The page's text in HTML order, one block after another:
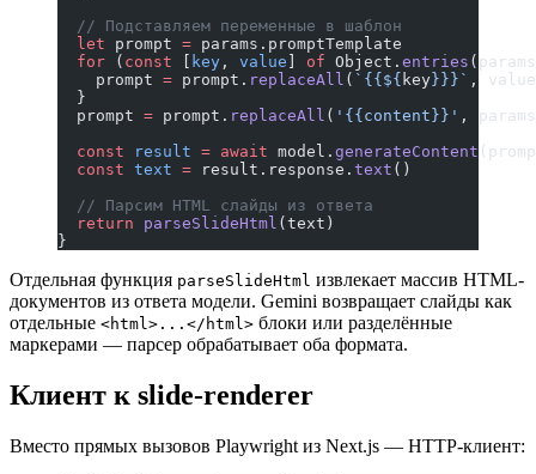
  // Подставляем переменные в шаблон
  let
prompt = params.promptTemplate
  for
( const key , value of Object. entries
    prompt
= prompt. replaceAll ( `{{${ key }}}` ,
  }
  prompt
= prompt. replaceAll ( '{{content}}' ,
  const
result = await model. generateContent
  const
text = result.response. text ()
  // Парсим HTML слайды из ответа
  return
parseSlideHtml (text)
}
Отдельная функция parseSlideHtml извлекает массив HTML-
документов из ответа модели. Gemini возвращает слайды как
отдельные <html>...</html> блоки или разделённые
маркерами — парсер обрабатывает оба формата.
Клиент к slide-renderer
Вместо прямых вызовов Playwright из Next.js — HTTP-клиент: